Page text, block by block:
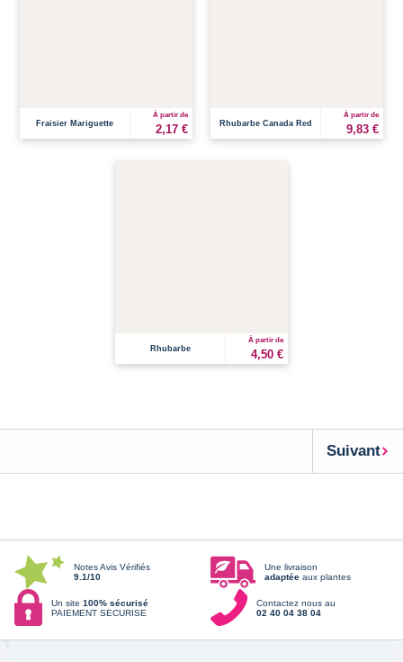
Fraisier Mariguette
À partir de
2,17 € Rhubarbe Canada Red
À partir de
9,83 €
Rhubarbe
À partir de
4,50 €
Suivant
Notes Avis Vérifiés
9.1/10
Une livraison
adaptée aux plantes
Un site 100% sécurisé
PAIEMENT SECURISE
Contactez nous au
02 40 04 38 04